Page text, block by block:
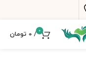
0
/
0 تومان